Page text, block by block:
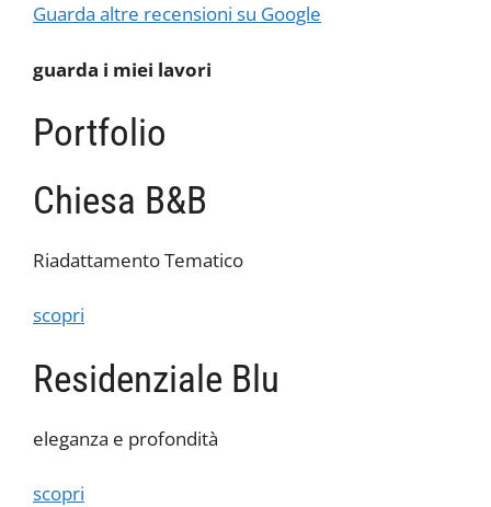
Guarda altre recensioni su Google
guarda i miei lavori
Portfolio
Chiesa B&B
Riadattamento Tematico
scopri
Residenziale Blu
eleganza e profondità
scopri